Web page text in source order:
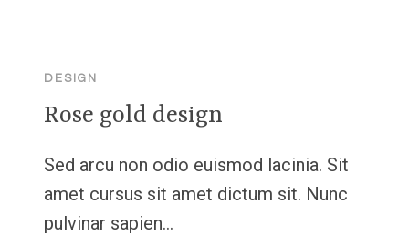
DESIGN
Rose gold design
Sed arcu non odio euismod lacinia. Sit
amet cursus sit amet dictum sit. Nunc
pulvinar sapien…